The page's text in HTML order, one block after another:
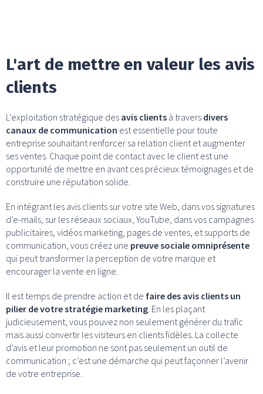
L'art de mettre en valeur les avis
clients
L’exploitation stratégique des avis clients à travers divers
canaux de communication est essentielle pour toute
entreprise souhaitant renforcer sa relation client et augmenter
ses ventes. Chaque point de contact avec le client est une
opportunité de mettre en avant ces précieux témoignages et de
construire une réputation solide.
En intégrant les avis clients sur votre site Web, dans vos signatures
d’e-mails, sur les réseaux sociaux, YouTube, dans vos campagnes
publicitaires, vidéos marketing, pages de ventes, et supports de
communication, vous créez une preuve sociale omniprésente
qui peut transformer la perception de votre marque et
encourager la vente en ligne.
Il est temps de prendre action et de faire des avis clients un
pilier de votre stratégie marketing . En les plaçant
judicieusement, vous pouvez non seulement générer du trafic
mais aussi convertir les visiteurs en clients fidèles. La collecte
d’avis et leur promotion ne sont pas seulement un outil de
communication ; c’est une démarche qui peut façonner l’avenir
de votre entreprise.